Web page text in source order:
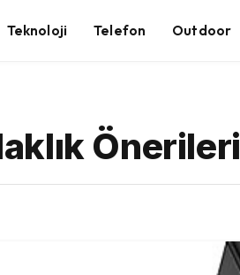
Teknoloji Telefon Outdoor
Önerileri